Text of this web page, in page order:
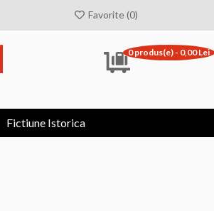
Favorite (0)
0 produs(e) - 0,00 Lei
Fictiune Istorica